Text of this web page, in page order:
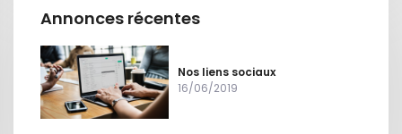
Annonces récentes
Nos liens sociaux
16/06/2019